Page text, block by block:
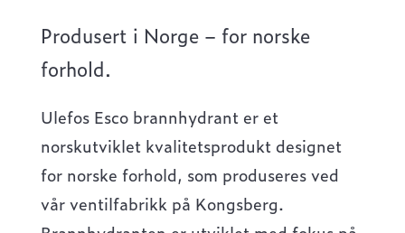
Produsert i Norge – for norske
forhold.
Ulefos Esco brannhydrant er et
norskutviklet kvalitetsprodukt designet
for norske forhold, som produseres ved
vår ventilfabrikk på Kongsberg.